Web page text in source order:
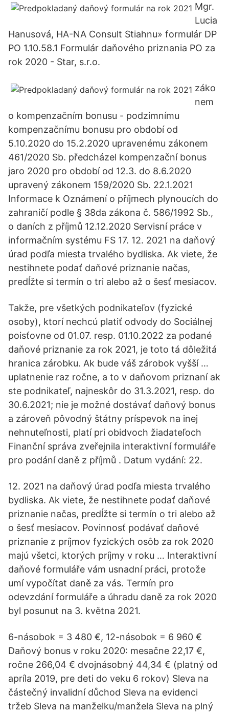
Mgr.
Lucia
Hanusová, HA-NA Consult Stiahnu» formulár DP
PO 1.10.58.1 Formulár daňového priznania PO za
rok 2020 - Star, s.r.o.
záko
nem
o kompenzačním bonusu - podzimnímu
kompenzačnímu bonusu pro období od
5.10.2020 do 15.2.2020 upravenému zákonem
461/2020 Sb. předcházel kompenzační bonus
jaro 2020 pro období od 12.3. do 8.6.2020
upravený zákonem 159/2020 Sb. 22.1.2021
Informace k Oznámení o příjmech plynoucích do
zahraničí podle § 38da zákona č. 586/1992 Sb.,
o daních z příjmů 12.12.2020 Servisní práce v
informačním systému FS 17. 12. 2021 na daňový
úrad podľa miesta trvalého bydliska. Ak viete, že
nestihnete podať daňové priznanie načas,
predĺžte si termín o tri alebo až o šesť mesiacov.
Takže, pre všetkých podnikateľov (fyzické
osoby), ktorí nechcú platiť odvody do Sociálnej
poisťovne od 01.07. resp. 01.10.2022 za podané
daňové priznanie za rok 2021, je toto tá dôležitá
hranica zárobku. Ak bude váš zárobok vyšší …
uplatnenie raz ročne, a to v daňovom priznaní ak
ste podnikateľ, najneskôr do 31.3.2021, resp. do
30.6.2021; nie je možné dostávať daňový bonus
a zároveň pôvodný štátny príspevok na inej
nehnuteľnosti, platí pri obidvoch žiadateľoch
Finanční správa zveřejnila interaktivní formuláře
pro podání daně z příjmů . Datum vydání: 22.
12. 2021 na daňový úrad podľa miesta trvalého
bydliska. Ak viete, že nestihnete podať daňové
priznanie načas, predĺžte si termín o tri alebo až
o šesť mesiacov. Povinnosť podávať daňové
priznanie z príjmov fyzických osôb za rok 2020
majú všetci, ktorých príjmy v roku … Interaktivní
daňové formuláře vám usnadní práci, protože
umí vypočítat daně za vás. Termín pro
odevzdání formuláře a úhradu daně za rok 2020
byl posunut na 3. května 2021.
6-násobok = 3 480 €, 12-násobok = 6 960 €
Daňový bonus v roku 2020: mesačne 22,17 €,
ročne 266,04 € dvojnásobný 44,34 € (platný od
apríla 2019, pre deti do veku 6 rokov) Sleva na
částečný invalidní důchod Sleva na evidenci
tržeb Sleva na manželku/manžela Sleva na plný